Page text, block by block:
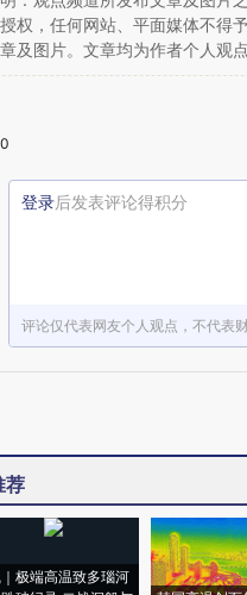
权，任何网站、平面媒体不得
及图片。文章均为作者个人观
0
登录后发表评论得积分
评论仅代表网友个人观点，不代表
荐
极端高温致多瑙河